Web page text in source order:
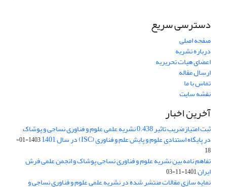
دسترسی سریع
صفحه اصلی
درباره نشریه
اعضای هیات تحریریه
ارسال مقاله
تماس با ما
نقشه سایت
آخرین اخبار
ثبت امتیازضریب تاثیر 0.438 نشریه علمی علوم و فناوری نساجی و پوشاک
در پایگاه استنادی علوم و پایش علم و فناوری (ISC) در سال 1401
1403-01-
18
تفاهم نامه بین نشریه علوم و فناوری نساجی پوشاک و انجمن علمی فرش
ایران1401-11-03
نمایه سازی مقالات منتشر شده در نشریه علمی علوم و فناوری نساجی و